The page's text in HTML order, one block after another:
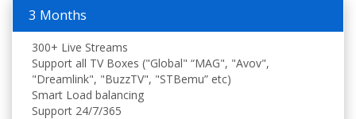
3 Months
300+ Live Streams
Support all TV Boxes ("Global" “MAG", "Avov",
"Dreamlink", "BuzzTV", "STBemu” etc)
Smart Load balancing
Support 24/7/365